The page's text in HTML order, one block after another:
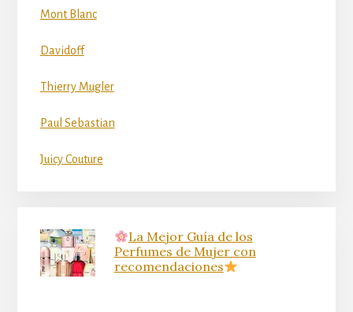
Mont Blanc
Davidoff
Thierry Mugler
Paul Sebastian
Juicy Couture
La Mejor Guía de los
Perfumes de Mujer con
recomendaciones